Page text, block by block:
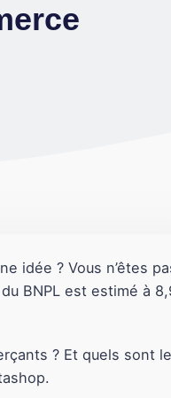
idée ? Vous n’êtes
BNPL est estimé à
? Et quels sont